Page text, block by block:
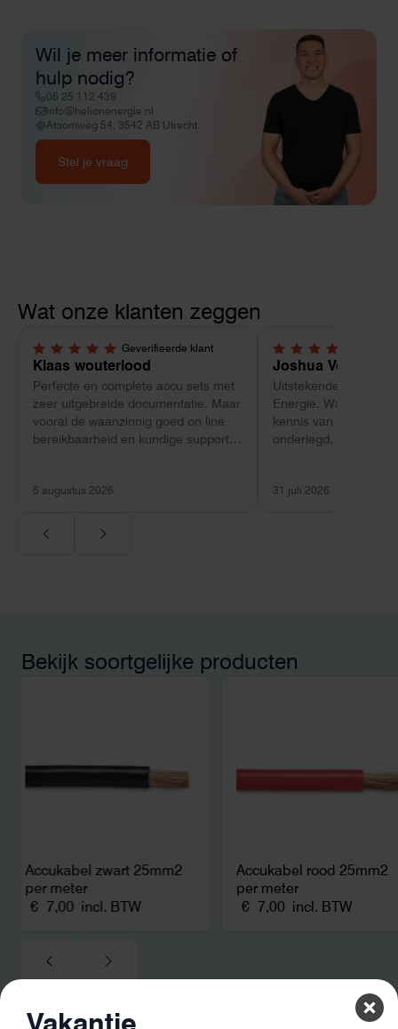
Wil je meer informatie of
hulp nodig?
06 25 112 439
info@helionenergie.nl
Atoomweg 54, 3542 AB Utrecht
Stel je vraag
Wat onze klanten zeggen
Geverifieerde klant
5,0 van 5 sterren
Klaas wouterlood
Perfecte en complete accu sets met
zeer uitgebreide documentatie. Maar
vooral de waanzinnig goed on line
bereikbaarheid en kundige support
5 augustus 2026
5,0 van 5 sterren
Joshua Verdonk
Uitstekende ervaring
Energie. Wat vooral
kennis van zaken:
onderlegd, heldere
Ook de nazorg is
noodstroom voor de
31 juli 2026
Bekijk soortgelijke producten
Accukabel zwart 25mm2
per meter
€ 7,00 incl. BTW
Accukabel rood 25mm2
per meter
€ 7,00 incl. BTW